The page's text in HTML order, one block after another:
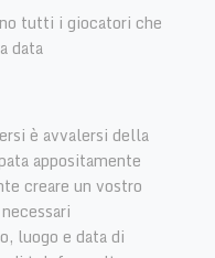
tutti i giocatori che
data
è avvalersi della
appositamente
creare un vostro
luogo e data di